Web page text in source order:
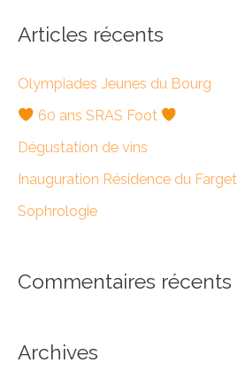
h
r
c
h
e
Articles récents
Olympiades Jeunes du Bourg
60 ans SRAS Foot
Dégustation de vins
Inauguration Résidence du Farget
Sophrologie
Commentaires récents
Archives